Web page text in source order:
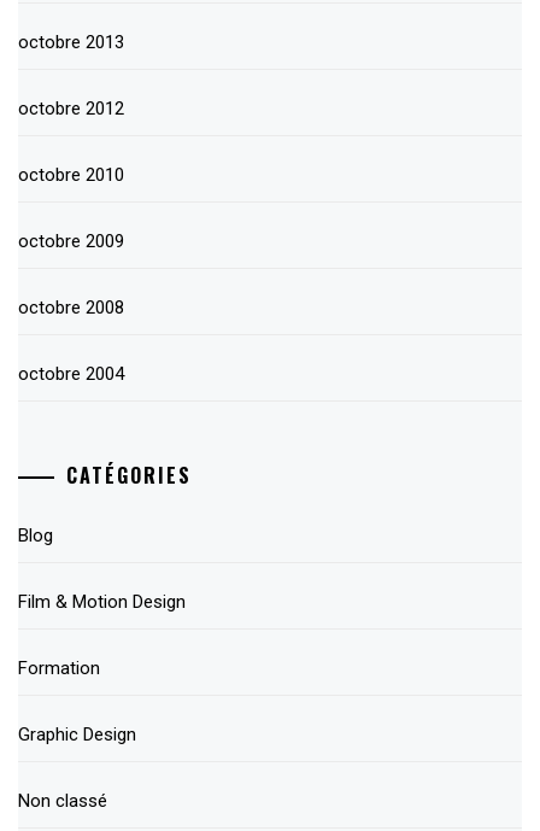
octobre 2013
octobre 2012
octobre 2010
octobre 2009
octobre 2008
octobre 2004
CATÉGORIES
Blog
Film & Motion Design
Formation
Graphic Design
Non classé